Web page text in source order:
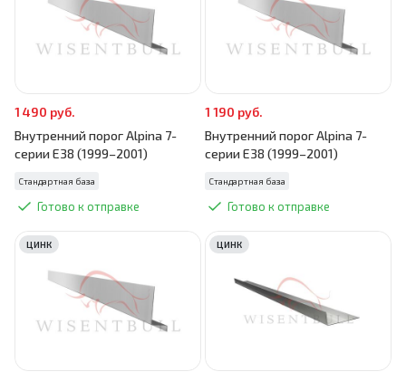
1 490 руб.
Внутренний порог Alpina 7-
серии E38 (1999–2001)
Стандартная база
Готово к отправке
1 190 руб.
Внутренний порог Alpina 7-
серии E38 (1999–2001)
Стандартная база
Готово к отправке
ЦИНК ЦИНК